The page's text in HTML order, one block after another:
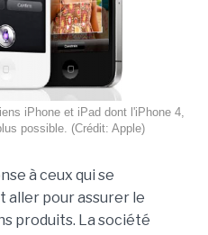
iPhone et iPad dont l'iPhone 4,
possible. (Crédit: Apple)
à ceux qui se
aller pour assurer le
produits. La société